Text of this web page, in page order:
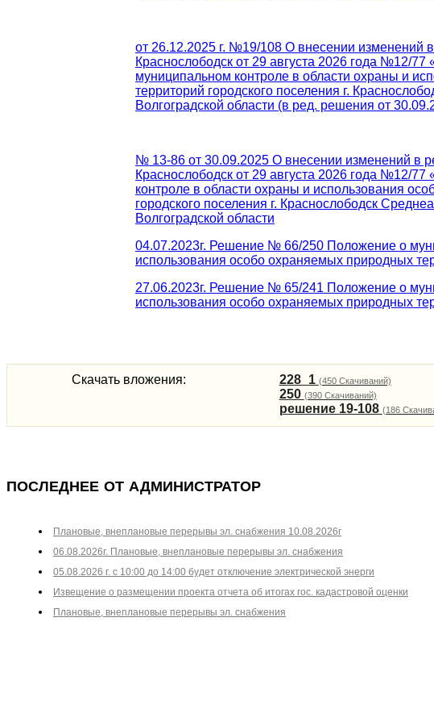
от 26.12.2025 г. №19/108 О внесении изменений
Краснослободск от 29 августа 2026 года №12/
муниципальном контроле в области охраны и
территорий городского поселения г.
Волгоградской области (в ред. решения от
№ 13-86 от 30.09.2025 О внесении изменений в
Краснослободск от 29 августа 2026 года №12/
контроле в области охраны и использования
городского поселения г. Краснослободск
Волгоградской области
04.07.2023г. Решение № 66/250 Положение о
использования особо охраняемых природных
27.06.2023г. Решение № 65/241 Положение о
использования особо охраняемых природных
Скачать вложения: 228_1 (450 Скачиваний)
250 (390 Скачиваний)
решение 19-108 (186
ПОСЛЕДНЕЕ ОТ АДМИНИСТРАТОР
Плановые, внеплановые перерывы эл. снабжения 10.08.2026г
06.08.2026г. Плановые, внеплановые перерывы эл. снабжения
05.08.2026 г. с 10:00 до 14:00 будет отключение электрической энерги
Извещение о размещении проекта отчета об итогах гос. кадастровой оценки
Плановые, внеплановые перерывы эл. снабжения